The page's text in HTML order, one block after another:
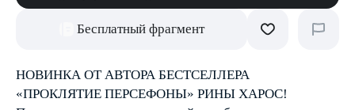
Бесплатный фрагмент
НОВИНКА ОТ АВТОРА БЕСТСЕЛЛЕРА
«ПРОКЛЯТИЕ ПЕРСЕФОНЫ» РИНЫ ХАРОС!